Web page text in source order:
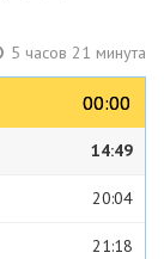
5 часов 21 минута
00:00
00:00
14:49
20:04
21:18